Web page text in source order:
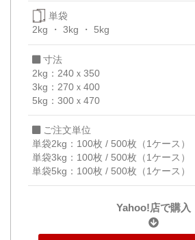
単袋
2kg
3kg 5kg
寸法
2kg：240ｘ350
3kg：270ｘ400
5kg：300ｘ470
ご注文単位
単袋2kg：100枚 / 500枚（1ケース）
単袋3kg：100枚 / 500枚（1ケース）
単袋5kg：100枚 / 500枚（1ケース）
Yahoo!店で購入